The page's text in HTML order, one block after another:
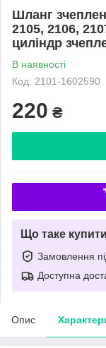
Шланг
2105, 2106,
циліндр
В наявності
Код: 2101-1602590
220 ₴
Що таке
Замовлення
Доступна
Опис